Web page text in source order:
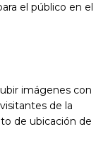
el público en el
imágenes con
de la
de ubicación de